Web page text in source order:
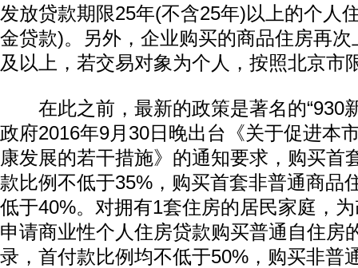
发放贷款期限25年(不含25年)以上的个人
金贷款)。另外，企业购买的商品住房再
及以上，若交易对象为个人，按照北京市
在此之前，最新的政策是著名的“930
政府2016年9月30日晚出台《关于促进本
康发展的若干措施》的通知要求，购买首
款比例不低于35%，购买首套非普通商品
低于40%。对拥有1套住房的居民家庭，
申请商业性个人住房贷款购买普通自住房
录，首付款比例均不低于50%，购买非普